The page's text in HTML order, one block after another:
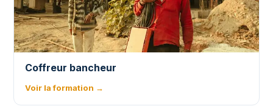
Coffreur bancheur
Voir la formation →